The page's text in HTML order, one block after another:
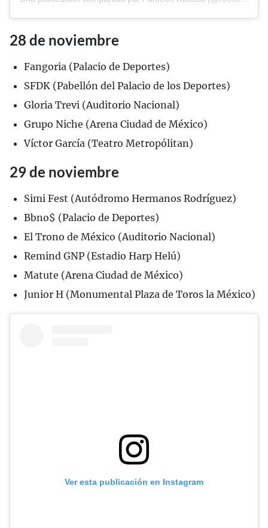
28 de noviembre
Fangoria (Palacio de Deportes)
SFDK (Pabellón del Palacio de los Deportes)
Gloria Trevi (Auditorio Nacional)
Grupo Niche (Arena Ciudad de México)
Víctor García (Teatro Metropólitan)
29 de noviembre
Simi Fest (Autódromo Hermanos Rodríguez)
Bbno$ (Palacio de Deportes)
El Trono de México (Auditorio Nacional)
Remind GNP (Estadio Harp Helú)
Matute (Arena Ciudad de México)
Junior H (Monumental Plaza de Toros la México)
Ver esta publicación en Instagram